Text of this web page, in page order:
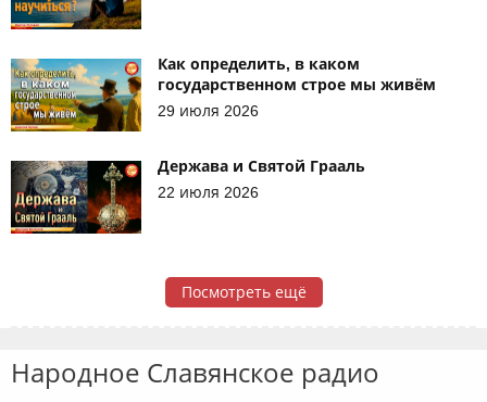
Как определить, в каком
государственном строе мы живём
29 июля 2026
Держава и Святой Грааль
22 июля 2026
Посмотреть ещё
Народное Славянское радио